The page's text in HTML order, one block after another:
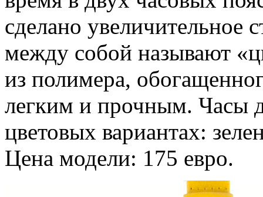
сделано увеличительное
между собой называют
из полимера,
легким и прочным. Часы
цветовых вариантах:
Цена модели: 175 евро.